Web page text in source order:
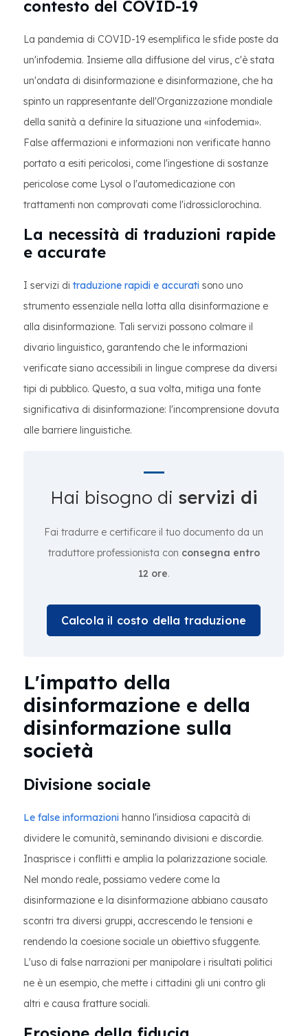
contesto del COVID-19
La pandemia di COVID-19 esemplifica le sfide poste da
un'infodemia. Insieme alla diffusione del virus, c'è stata
un'ondata di disinformazione e disinformazione, che ha
spinto un rappresentante dell'Organizzazione mondiale
della sanità a definire la situazione una «infodemia».
False affermazioni e informazioni non verificate hanno
portato a esiti pericolosi, come l'ingestione di sostanze
pericolose come Lysol o l'automedicazione con
trattamenti non comprovati come l'idrossiclorochina.
La necessità di traduzioni rapide
e accurate
I servizi di traduzione rapidi e accurati sono uno
strumento essenziale nella lotta alla disinformazione e
alla disinformazione. Tali servizi possono colmare il
divario linguistico, garantendo che le informazioni
verificate siano accessibili in lingue comprese da diversi
tipi di pubblico. Questo, a sua volta, mitiga una fonte
significativa di disinformazione: l'incomprensione dovuta
alle barriere linguistiche.
Hai bisogno di servizi di
Fai tradurre e certificare il tuo documento da un
traduttore professionista con consegna entro
12 ore.
Calcola il costo della traduzione
L'impatto della
disinformazione e della
disinformazione sulla
società
Divisione sociale
Le false informazioni hanno l'insidiosa capacità di
dividere le comunità, seminando divisioni e discordie.
Inasprisce i conflitti e amplia la polarizzazione sociale.
Nel mondo reale, possiamo vedere come la
disinformazione e la disinformazione abbiano causato
scontri tra diversi gruppi, accrescendo le tensioni e
rendendo la coesione sociale un obiettivo sfuggente.
L'uso di false narrazioni per manipolare i risultati politici
ne è un esempio, che mette i cittadini gli uni contro gli
altri e causa fratture sociali.